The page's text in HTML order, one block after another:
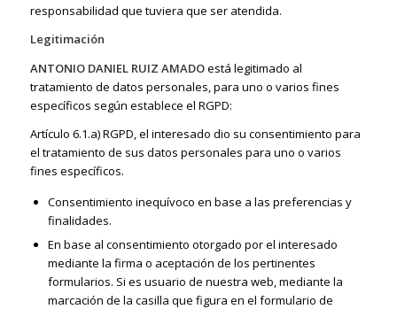
responsabilidad que tuviera que ser atendida.
Legitimación
ANTONIO DANIEL RUIZ AMADOestá legitimado al
tratamiento de datos personales, para uno o varios fines
específicos según establece el RGPD:
Artículo 6.1.a) RGPD, el interesado dio su consentimiento para
el tratamiento de sus datos personales para uno o varios
fines específicos.
Consentimiento inequívoco en base a las preferencias y
finalidades.
En base al consentimiento otorgado por el interesado
mediante la firma o aceptación de los pertinentes
formularios. Si es usuario de nuestra web, mediante la
marcación de la casilla que figura en el formulario de